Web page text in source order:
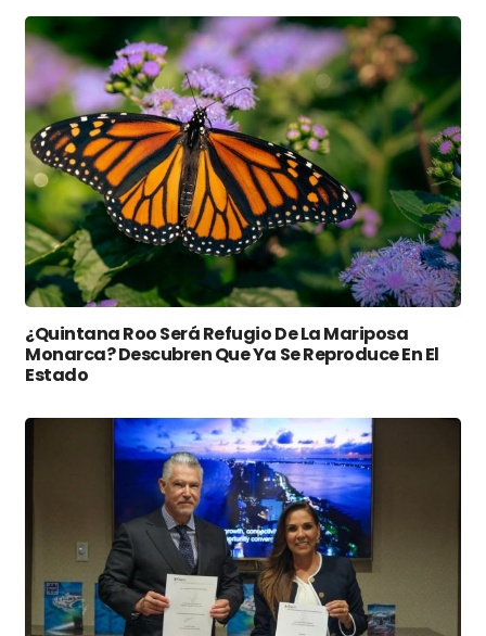
¿Quintana Roo Será Refugio De La Mariposa
Monarca? Descubren Que Ya Se Reproduce En El
Estado